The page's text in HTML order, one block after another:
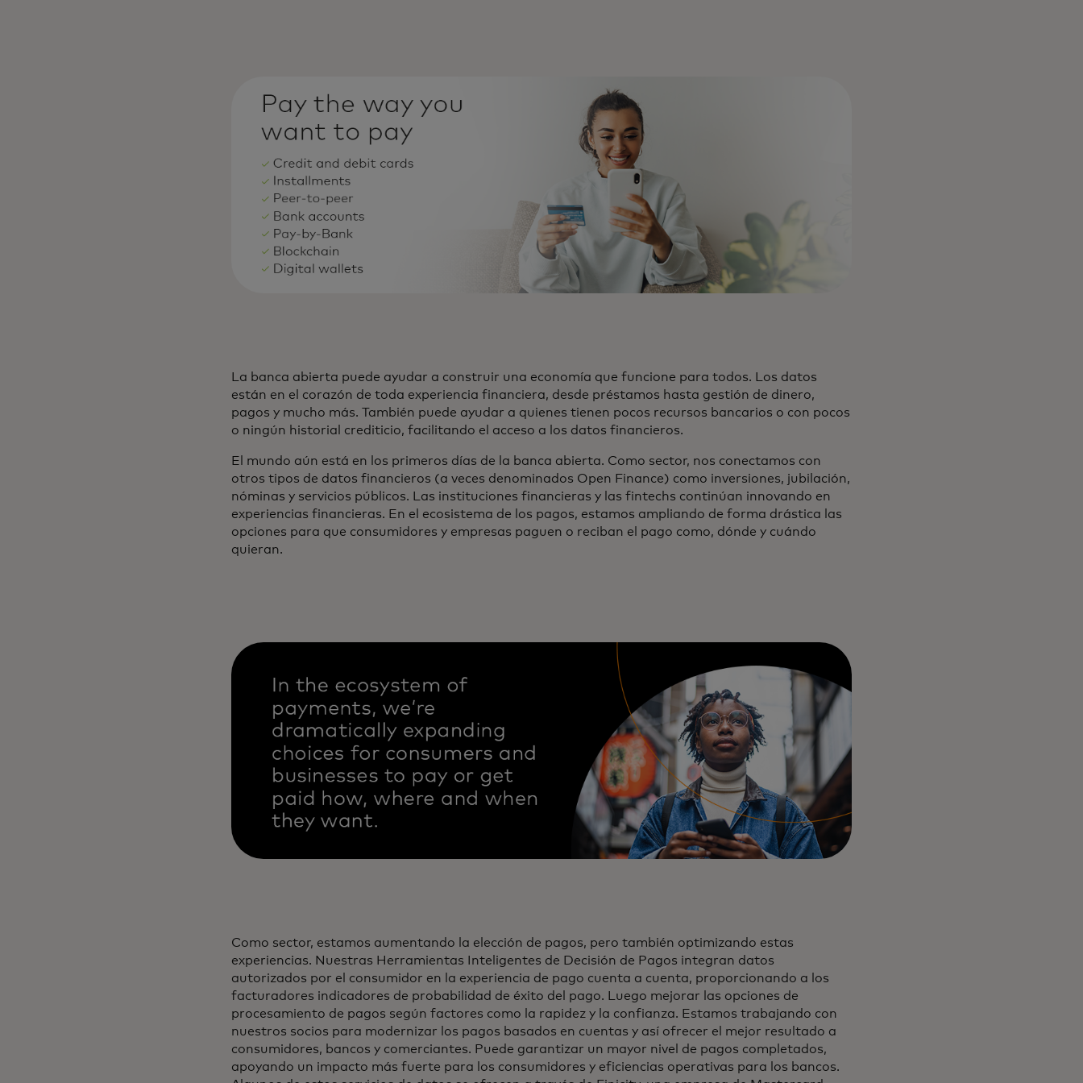
La banca abierta puede ayudar a construir una economía que funcione para todos. Los datos
están en el corazón de toda experiencia financiera, desde préstamos hasta gestión de dinero,
pagos y mucho más. También puede ayudar a quienes tienen pocos recursos bancarios o con pocos
o ningún historial crediticio, facilitando el acceso a los datos financieros.
El mundo aún está en los primeros días de la banca abierta. Como sector, nos conectamos con
otros tipos de datos financieros (a veces denominados Open Finance) como inversiones, jubilación,
nóminas y servicios públicos. Las instituciones financieras y las fintechs continúan innovando en
experiencias financieras. En el ecosistema de los pagos, estamos ampliando de forma drástica las
opciones para que consumidores y empresas paguen o reciban el pago como, dónde y cuándo
quieran.
Como sector, estamos aumentando la elección de pagos, pero también optimizando estas
experiencias. Nuestras Herramientas Inteligentes de Decisión de Pagos integran datos
autorizados por el consumidor en la experiencia de pago cuenta a cuenta, proporcionando a los
facturadores indicadores de probabilidad de éxito del pago. Luego mejorar las opciones de
procesamiento de pagos según factores como la rapidez y la confianza. Estamos trabajando con
nuestros socios para modernizar los pagos basados en cuentas y así ofrecer el mejor resultado a
consumidores, bancos y comerciantes. Puede garantizar un mayor nivel de pagos completados,
apoyando un impacto más fuerte para los consumidores y eficiencias operativas para los bancos.